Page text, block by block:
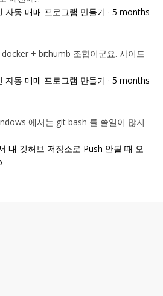
자동 매매 프로그램 만들기 · 5 months
+ bithumb 조합이군요. 사이드
자동 매매 프로그램 만들기 · 5 months
에서는 git bash 를 쓸일이 많지
내 깃허브 저장소로 Push 안될 때 오